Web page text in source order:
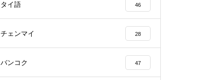
タイ語 46
チェンマイ 28
バンコク 47